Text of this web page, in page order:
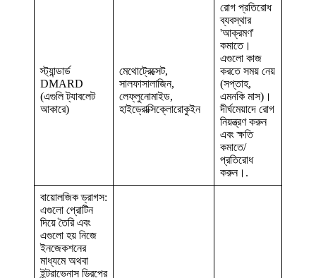
স্ট্যান্ডার্ড
DMARD
(এগুলি ট্যাবলেট
আকারে)
মেথোট্রেক্সেট,
সালফাসালাজিন,
লেফ্লুনোমাইড,
হাইড্রোক্সিক্লোরোকুইন
রোগ প্রতিরোধ
ব্যবস্থার
'আক্রমণ'
কমাতে।
এগুলো কাজ
করতে সময় নেয়
(সপ্তাহ,
এমনকি মাস)।
দীর্ঘমেয়াদে রোগ
নিয়ন্ত্রণ করুন
এবং ক্ষতি
কমাতে/
প্রতিরোধ
করুন।.
বায়োলজিক ড্রাগস:
এগুলো প্রোটিন
দিয়ে তৈরি এবং
এগুলো হয় নিজে
ইনজেকশনের
মাধ্যমে অথবা
ইন্ট্রাভেনাস ড্রিপের